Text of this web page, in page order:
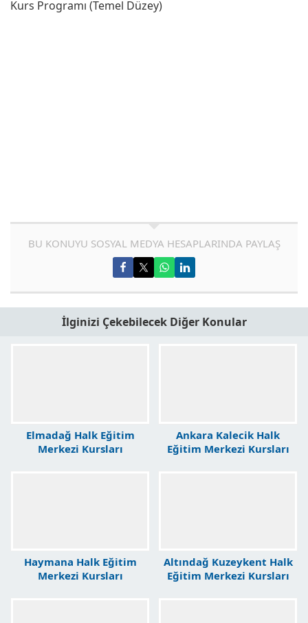
Kurs Programı (Temel Düzey)
BU KONUYU SOSYAL MEDYA HESAPLARINDA PAYLAŞ
İlginizi Çekebilecek Diğer Konular
Elmadağ Halk Eğitim
Merkezi Kursları
Ankara Kalecik Halk
Eğitim Merkezi Kursları
Haymana Halk Eğitim
Merkezi Kursları
Altındağ Kuzeykent Halk
Eğitim Merkezi Kursları